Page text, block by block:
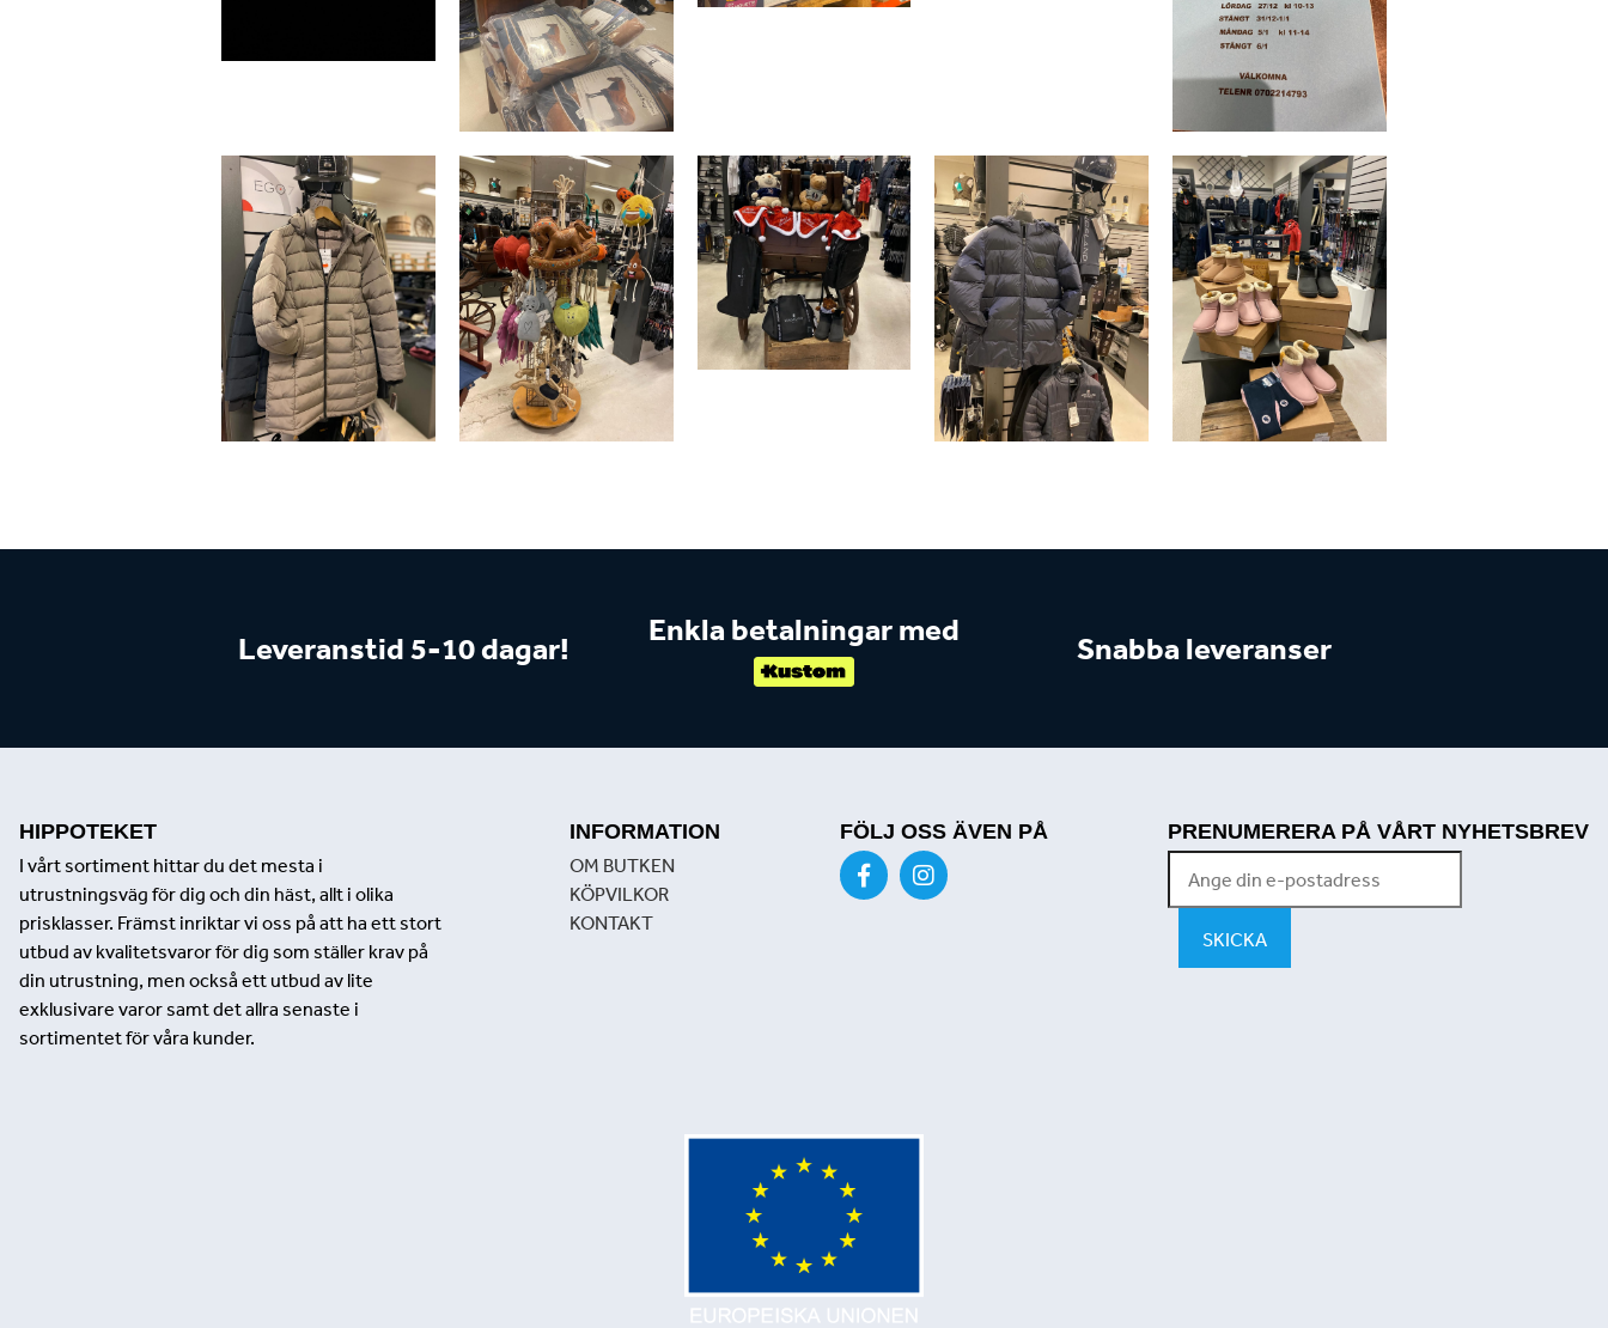
Leveranstid 5-10 dagar!
Enkla betalningar med
Snabba leveranser
HIPPOTEKET
I vårt sortiment hittar du det mesta i
utrustningsväg för dig och din häst, allt i olika
prisklasser. Främst inriktar vi oss på att ha ett stort
utbud av kvalitetsvaror för dig som ställer krav på
din utrustning, men också ett utbud av lite
exklusivare varor samt det allra senaste i
sortimentet för våra kunder.
INFORMATION
OM BUTKEN
KÖPVILKOR
KONTAKT
FÖLJ OSS ÄVEN PÅ PRENUMERERA PÅ VÅRT NYHETSBREV